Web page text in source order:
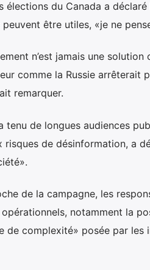
élections du Canada a déclaré
être utiles, «je ne
n’est jamais une
comme la Russie arrêterait
remarquer.
tenu de longues audiences
risques de désinformation, a
de la campagne, les
notamment la
de complexité» posée par